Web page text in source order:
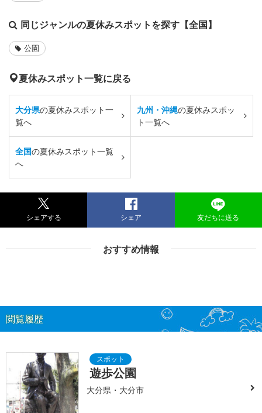
同じジャンルの夏休みスポットを探す【全国】
公園
夏休みスポット一覧に戻る
大分県の夏休みスポット一
覧へ
九州・沖縄の夏休みスポッ
ト一覧へ
全国の夏休みスポット一覧
へ
シェアする シェア 友だちに送る
おすすめ情報
閲覧履歴
遊歩公園
大分県・大分市